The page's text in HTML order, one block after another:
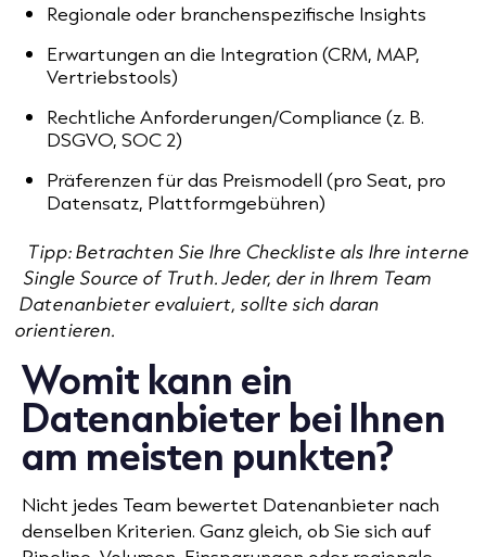
Regionale oder branchenspezifische Insights
Erwartungen an die Integration (CRM, MAP,
Vertriebstools)
Rechtliche Anforderungen/Compliance (z. B.
DSGVO, SOC 2)
Präferenzen für das Preismodell (pro Seat, pro
Datensatz, Plattformgebühren)
Tipp: Betrachten Sie Ihre Checkliste als Ihre interne
Single Source of Truth. Jeder, der in Ihrem Team
Datenanbieter evaluiert, sollte sich daran
orientieren.
Womit kann ein
Datenanbieter bei Ihnen
am meisten punkten?
Nicht jedes Team bewertet Datenanbieter nach
denselben Kriterien. Ganz gleich, ob Sie sich auf